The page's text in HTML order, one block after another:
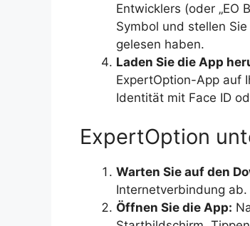
Entwicklers (oder „EO
Symbol und stellen
gelesen haben.
Laden Sie die App
ExpertOption-App auf
Identität mit Face ID
ExpertOption
Warten Sie auf den
Internetverbindung ab.
Öffnen Sie die App: